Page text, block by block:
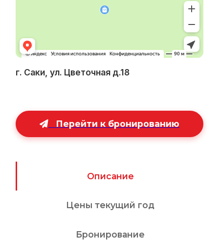
г. Саки, ул. Цветочная д.18
Перейти к бронированию
Описание
Цены текущий год
Бронирование